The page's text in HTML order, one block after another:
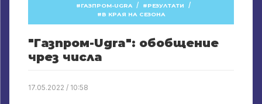
ГАЗПРОМ-UGRA / РЕЗУЛТАТИ /
В КРАЯ НА СЕЗОНА
"Газпром-Ugra": обобщение
чрез числа
17.05.2022 / 10:58